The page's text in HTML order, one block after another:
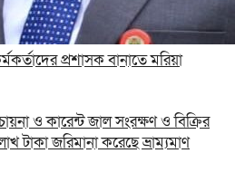
প্রশাসক বানাতে মরিয়া
ও কারেন্ট জাল সংরক্ষণ ও বিক্রির
টাকা জরিমানা করেছে ভ্রাম্যমাণ